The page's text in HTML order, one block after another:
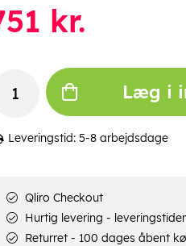
kr.
Læg i
Leveringstid: 5-8 arbejdsdage
Qliro Checkout
Hurtig levering -
Returret - 100 dages åbent